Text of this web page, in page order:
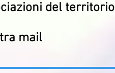
del territorio
mail